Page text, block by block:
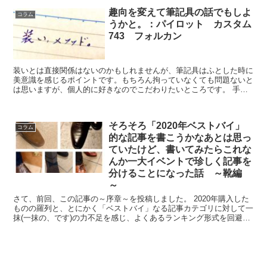
コラム
趣向を変えて筆記具の話でもしよ
うかと。：パイロット カスタム
743 フォルカン
装いとは直接関係はないのかもしれませんが、筆記具はふとした時に
美意識を感じるポイントです。もちろん拘っていなくても問題ないと
は思いますが、個人的に好きなのでこだわりたいところです。 手持
コラム
そろそろ「2020年ベストバイ」
的な記事を書こうかなあとは思っ
ていたけど、書いてみたらこれな
んか一大イベントで珍しく記事を
分けることになった話 ～靴編
～
さて、前回、この記事の～序章～を投稿しました。 2020年購入した
ものの羅列と、とにかく「ベストバイ」なる記事カテゴリに対して一
抹(一抹の、です)の力不足を感じ、よくあるランキング形式を回避す